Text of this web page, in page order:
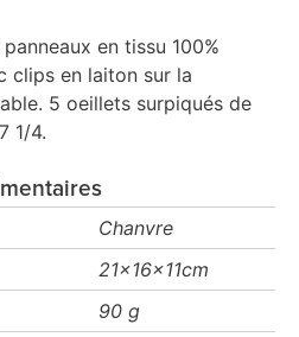
en tissu 100%
clips en laiton sur la
5 oeillets surpiqués de
1/4.
Chanvre
21x16x11cm
90 g